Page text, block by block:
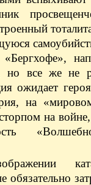
но все же не
ожидает
на
на войне,
обязательно